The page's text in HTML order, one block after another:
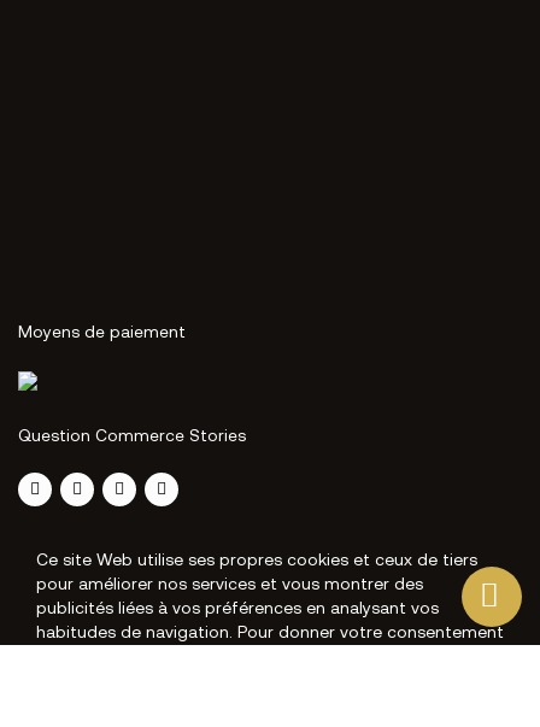
Moyens de paiement
Question Commerce Stories
Ce site Web utilise ses propres cookies et ceux de tiers
pour améliorer nos services et vous montrer des
publicités liées à vos préférences en analysant vos
habitudes de navigation. Pour donner votre consentement